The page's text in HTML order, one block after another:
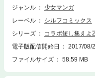
ジャンル
少女マンガ
レーベル
シルフコミックス
シリーズ
コラボ短し集えよ
電子版配信開始日
2017/08/
ファイルサイズ
58.59 MB